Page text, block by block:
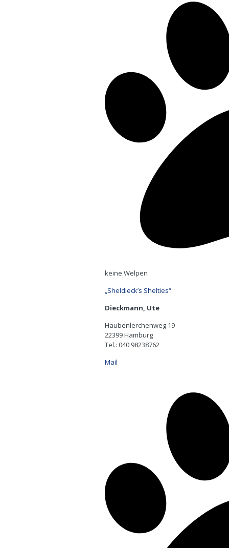
keine Welpen
„Sheldieck’s Shelties“
Dieckmann, Ute
Haubenlerchenweg 19
22399 Hamburg
Tel.: 040 98238762
Mail